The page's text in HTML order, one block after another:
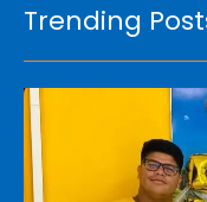
Trending